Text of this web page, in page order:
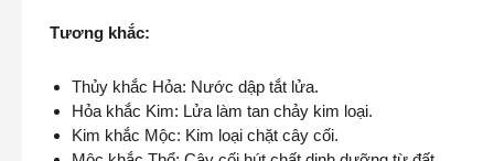
Tương khắc:
Thủy khắc Hỏa: Nước dập tắt lửa.
Hỏa khắc Kim: Lửa làm tan chảy kim loại.
Kim khắc Mộc: Kim loại chặt cây cối.